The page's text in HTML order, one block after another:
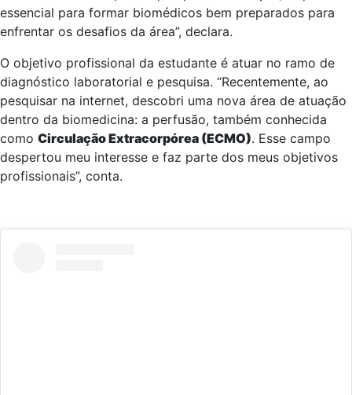
essencial para formar biomédicos bem preparados para
enfrentar os desafios da área”, declara.
O objetivo profissional da estudante é atuar no ramo de
diagnóstico laboratorial e pesquisa. “Recentemente, ao
pesquisar na internet, descobri uma nova área de atuação
dentro da biomedicina: a perfusão, também conhecida
como Circulação Extracorpórea (ECMO). Esse campo
despertou meu interesse e faz parte dos meus objetivos
profissionais”, conta.